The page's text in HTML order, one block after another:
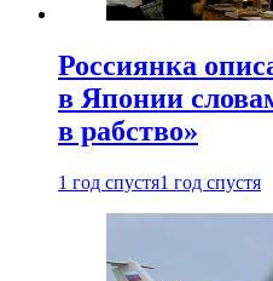
Россиянка
в Японии
в рабство»
1 год спустя1 год спустя